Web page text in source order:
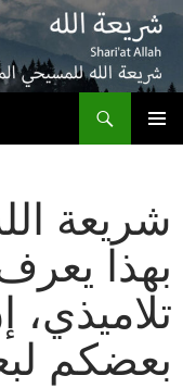
شريعة
بهذا
بعضكم